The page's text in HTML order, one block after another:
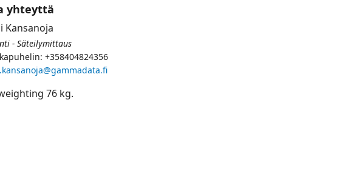
76 kg.
yhteyttä
Kansanoja
- Säteilymittaus
+358404824356